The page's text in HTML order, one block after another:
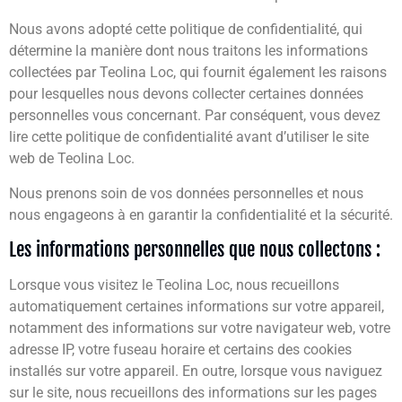
Nous avons adopté cette politique de confidentialité, qui
détermine la manière dont nous traitons les informations
collectées par Teolina Loc, qui fournit également les raisons
pour lesquelles nous devons collecter certaines données
personnelles vous concernant. Par conséquent, vous devez
lire cette politique de confidentialité avant d’utiliser le site
web de Teolina Loc.
Nous prenons soin de vos données personnelles et nous
nous engageons à en garantir la confidentialité et la sécurité.
Les informations personnelles que nous collectons :
Lorsque vous visitez le Teolina Loc, nous recueillons
automatiquement certaines informations sur votre appareil,
notamment des informations sur votre navigateur web, votre
adresse IP, votre fuseau horaire et certains des cookies
installés sur votre appareil. En outre, lorsque vous naviguez
sur le site, nous recueillons des informations sur les pages